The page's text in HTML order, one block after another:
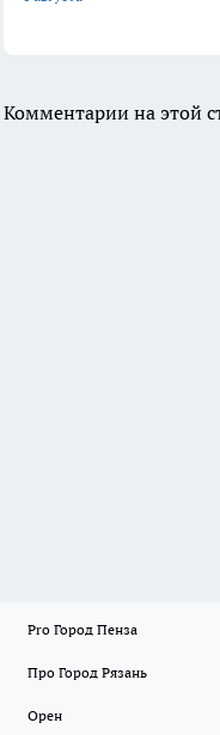
Комментарии на этой
Pro Город Пенза
Про Город Рязань
Орен